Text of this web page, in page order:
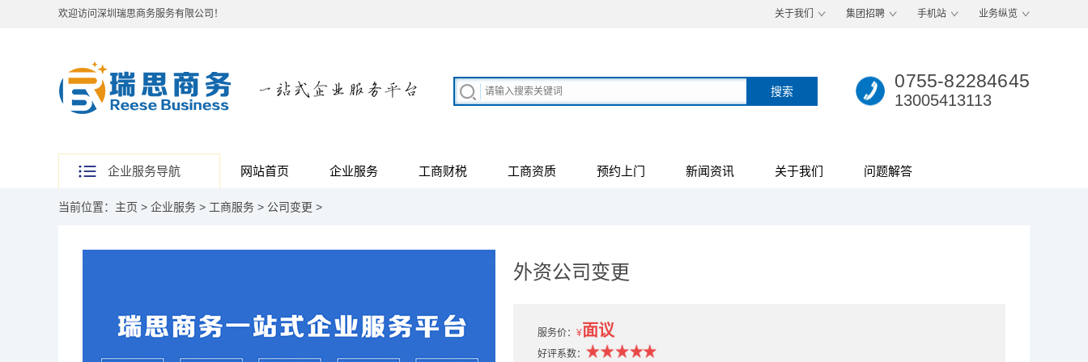
欢迎访问深圳瑞思商务服务有限公司！ 关于我们 集团招聘 手机站 业务纵览
0755-82284645
13005413113
企业服务导航 网站首页 企业服务 工商财税 工商资质 预约上门 新闻资讯 关于我们 问题解答
当前位置： 主页 > 企业服务 > 工商服务 > 公司变更 >
外资公司变更
服务价： ¥面议
好评系数：